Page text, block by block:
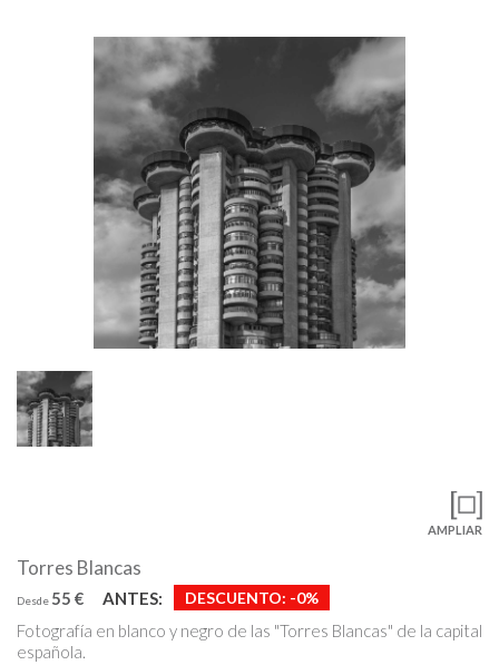
AMPLIAR
Torres Blancas
Desde 55 € ANTES: DESCUENTO: -0%
Fotografía en blanco y negro de las "Torres Blancas" de la capital
española.